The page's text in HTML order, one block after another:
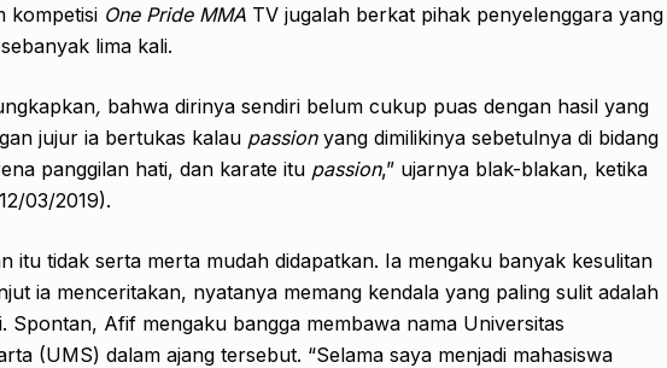
kompetisi One Pride MMA TV jugalah berkat pihak penyelenggara yang
lima kali.
, bahwa dirinya sendiri belum cukup puas dengan hasil yang
jujur ia bertukas kalau passionyang dimilikinya sebetulnya di bidang
panggilan hati, dan karate itu passion,” ujarnya blak-blakan, ketika
03/2019).
itu tidak serta merta mudah didapatkan. Ia mengaku banyak kesulitan
ia menceritakan, nyatanya memang kendala yang paling sulit adalah
Spontan, Afif mengaku bangga membawa nama Universitas
(UMS) dalam ajang tersebut. “Selama saya menjadi mahasiswa